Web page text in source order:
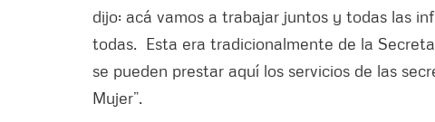
dijo: acá vamos a trabajar juntos y todas las
todas. Esta era tradicionalmente de la
se pueden prestar aquí los servicios de las
Mujer”.